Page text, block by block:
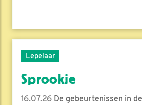
Lepelaar
Sprookje
16.07.26 De gebeurtenissen in de